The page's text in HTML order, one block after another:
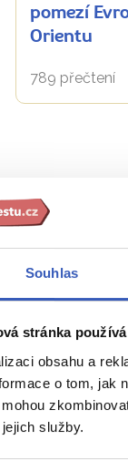
Souhlas
stránka
obsahu a
o tom, jak
služby.
pomezí
Orientu
789 přečtení